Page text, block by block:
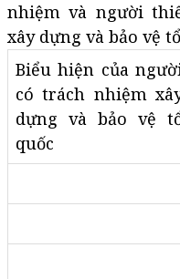
nhiệm và người
xây dựng và bảo vệ
Biểu hiện của
có trách nhiệm
dựng và bảo vệ
quốc